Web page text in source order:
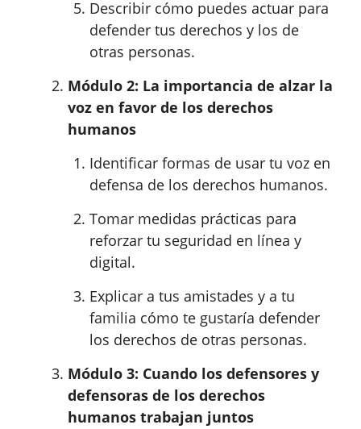
Describir cómo puedes actuar para
defender tus derechos y los de
otras personas.
Módulo 2: La importancia de alzar la
voz en favor de los derechos
humanos
Identificar formas de usar tu voz en
defensa de los derechos humanos.
Tomar medidas prácticas para
reforzar tu seguridad en línea y
digital.
Explicar a tus amistades y a tu
familia cómo te gustaría defender
los derechos de otras personas.
Módulo 3: Cuando los defensores y
defensoras de los derechos
humanos trabajan juntos